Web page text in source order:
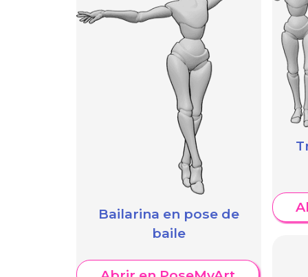
Bailarina en pose de
baile